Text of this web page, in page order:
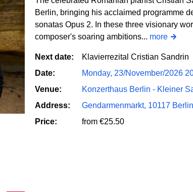
Berlin, bringing his acclaimed programme
sonatas Opus 2. In these three visionary
composer's soaring ambitions... more
Next date:
Klavierrezital Cristian Sandrin
Date:
Monday, 23/November/2026
Venue:
Konzerthaus Berlin - Kleiner
Address:
Gendarmenmarkt, 10117
Price:
from €25.50